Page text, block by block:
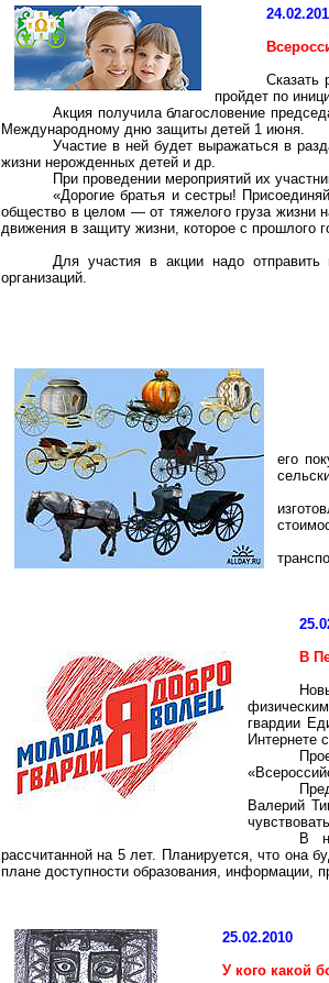
Сказать
пройдет по
Акция получила благословение
Международному дню защиты детей 1 июня.
Участие в ней будет выражаться в
жизни нерожденных детей и др.
При проведении мероприятий их
«Дорогие братья и сестры!
общество в целом — от тяжелого груза жизни
движения в защиту жизни, которое с прошлого
Для участия в акции надо
организаций.
его
В
гвардии
Интернете
Валерий
В
рассчитанной на 5 лет. Планируется, что она
плане доступности образования, информации,
25.02.2010
У кого какой